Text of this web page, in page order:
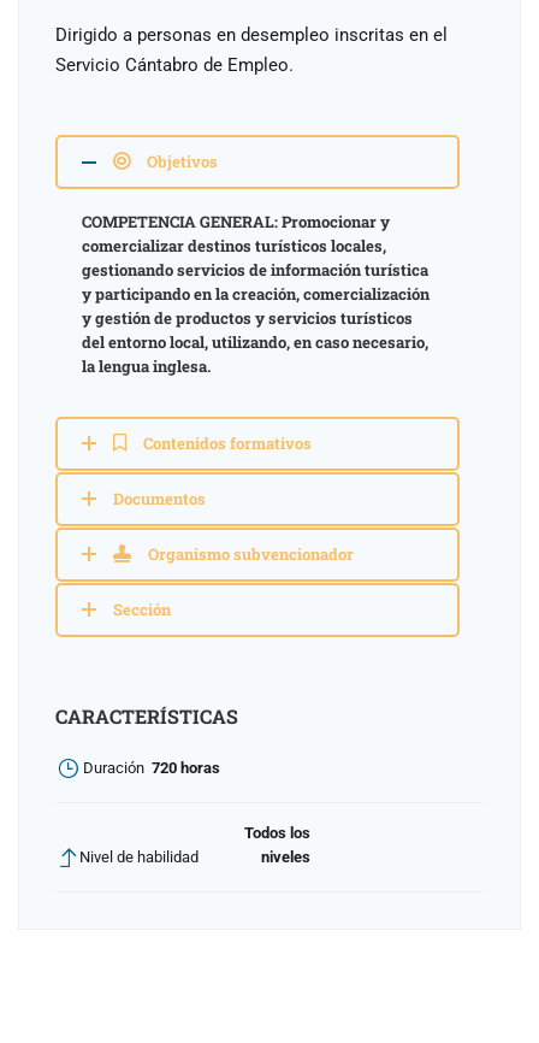
Dirigido a personas en desempleo inscritas en el
Servicio Cántabro de Empleo.
Objetivos
COMPETENCIA GENERAL: Promocionar y
comercializar destinos turísticos locales,
gestionando servicios de información turística
y participando en la creación, comercialización
y gestión de productos y servicios turísticos
del entorno local, utilizando, en caso necesario,
la lengua inglesa.
Contenidos formativos
Documentos
Organismo subvencionador
Sección
CARACTERÍSTICAS
Duración 720 horas
Nivel de habilidad
Todos los
niveles